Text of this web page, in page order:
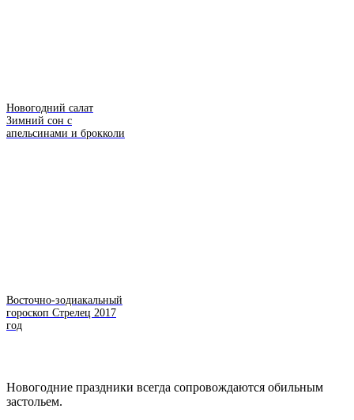
Новогодний салат
Зимний сон с
апельсинами и брокколи
Восточно-зодиакальный
гороскоп Стрелец 2017
год
Новогодние праздники всегда сопровождаются обильным
застольем.